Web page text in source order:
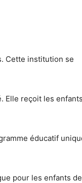
Cette institution se
Elle reçoit les
éducatif
pour les enfants